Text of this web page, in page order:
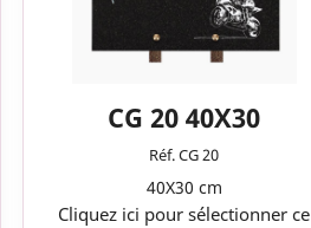
CG 20 40X30
Réf. CG 20
40X30 cm
Cliquez ici pour sélectionner ce